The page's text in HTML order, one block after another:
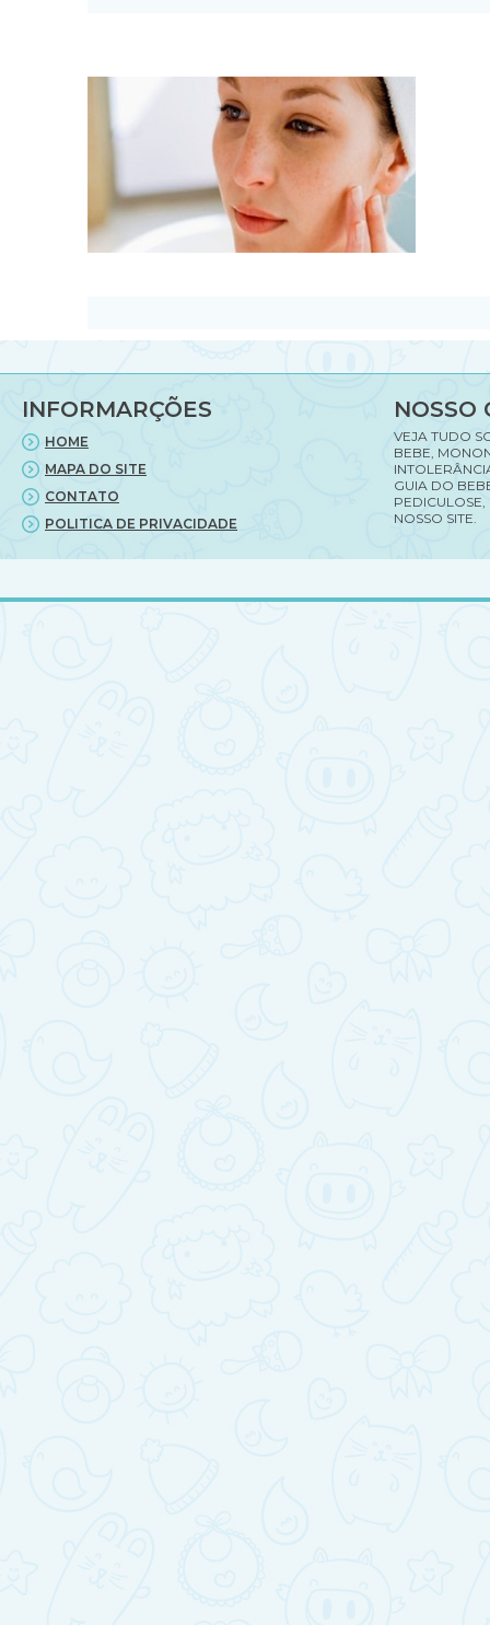
INFORMARÇÕES
HOME
MAPA DO SITE
CONTATO
POLITICA DE PRIVACIDADE
NOSSO
VEJA TUDO
BEBE,
GUIA DO
PEDICULOSE,
NOSSO SITE.